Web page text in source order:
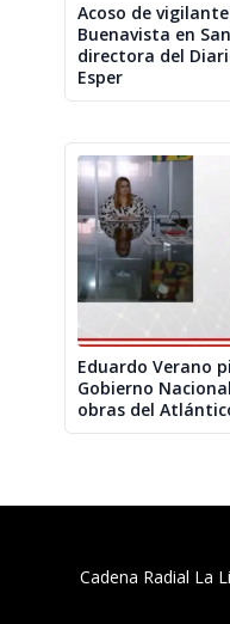
Acoso de
Buenavista en
directora del
Esper
Eduardo Verano
Gobierno
obras del
Cadena Radial La